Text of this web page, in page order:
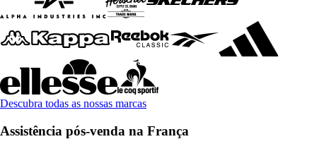
Descubra todas as nossas marcas
Assistência pós-venda na França